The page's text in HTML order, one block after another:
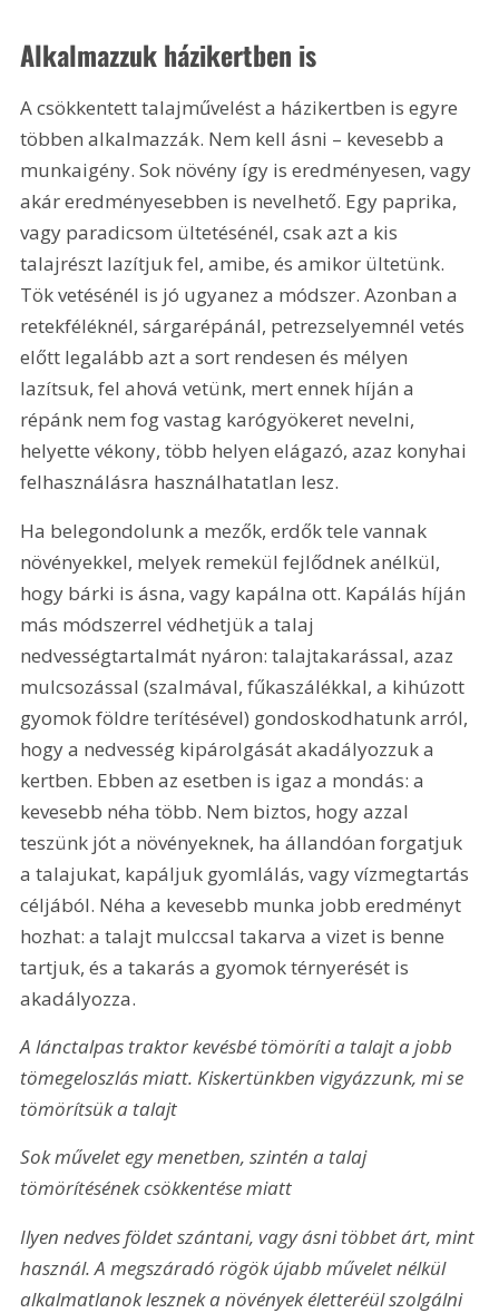
Alkalmazzuk házikertben is
A csökkentett talajművelést a házikertben is egyre
többen alkalmazzák. Nem kell ásni – kevesebb a
munkaigény. Sok növény így is eredményesen, vagy
akár eredményesebben is nevelhető. Egy paprika,
vagy paradicsom ültetésénél, csak azt a kis
talajrészt lazítjuk fel, amibe, és amikor ültetünk.
Tök vetésénél is jó ugyanez a módszer. Azonban a
retekféléknél, sárgarépánál, petrezselyemnél vetés
előtt legalább azt a sort rendesen és mélyen
lazítsuk, fel ahová vetünk, mert ennek híján a
répánk nem fog vastag karógyökeret nevelni,
helyette vékony, több helyen elágazó, azaz konyhai
felhasználásra használhatatlan lesz.
Ha belegondolunk a mezők, erdők tele vannak
növényekkel, melyek remekül fejlődnek anélkül,
hogy bárki is ásna, vagy kapálna ott. Kapálás híján
más módszerrel védhetjük a talaj
nedvességtartalmát nyáron: talajtakarással, azaz
mulcsozással (szalmával, fűkaszálékkal, a kihúzott
gyomok földre terítésével) gondoskodhatunk arról,
hogy a nedvesség kipárolgását akadályozzuk a
kertben. Ebben az esetben is igaz a mondás: a
kevesebb néha több. Nem biztos, hogy azzal
teszünk jót a növényeknek, ha állandóan forgatjuk
a talajukat, kapáljuk gyomlálás, vagy vízmegtartás
céljából. Néha a kevesebb munka jobb eredményt
hozhat: a talajt mulccsal takarva a vizet is benne
tartjuk, és a takarás a gyomok térnyerését is
akadályozza.
A lánctalpas traktor kevésbé tömöríti a talajt a jobb
tömegeloszlás miatt. Kiskertünkben vigyázzunk, mi se
tömörítsük a talajt
Sok művelet egy menetben, szintén a talaj
tömörítésének csökkentése miatt
Ilyen nedves földet szántani, vagy ásni többet árt, mint
használ. A megszáradó rögök újabb művelet nélkül
alkalmatlanok lesznek a növények életteréül szolgálni